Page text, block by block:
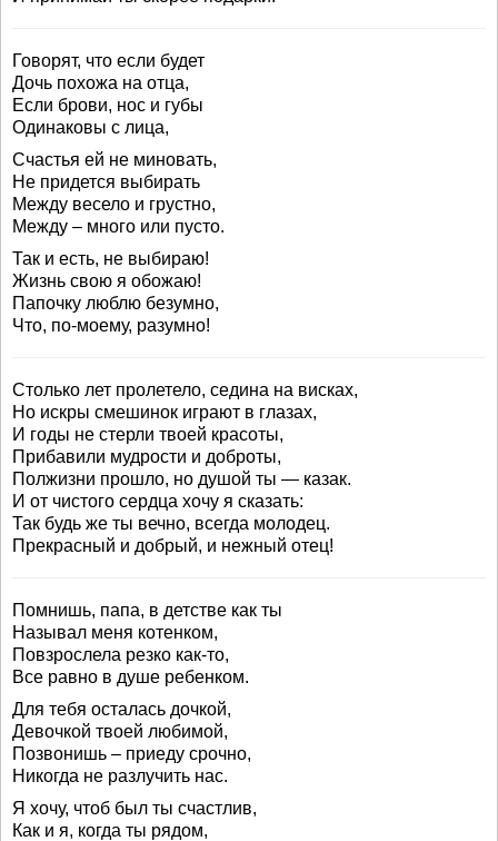
Говорят, что если будет
Дочь похожа на отца,
Если брови, нос и губы
Одинаковы с лица,
Счастья ей не миновать,
Не придется выбирать
Между весело и грустно,
Между – много или пусто.
Так и есть, не выбираю!
Жизнь свою я обожаю!
Папочку люблю безумно,
Что, по-моему, разумно!
Столько лет пролетело, седина на висках,
Но искры смешинок играют в глазах,
И годы не стерли твоей красоты,
Прибавили мудрости и доброты,
Полжизни прошло, но душой ты — казак.
И от чистого сердца хочу я сказать:
Так будь же ты вечно, всегда молодец.
Прекрасный и добрый, и нежный отец!
Помнишь, папа, в детстве как ты
Называл меня котенком,
Повзрослела резко как-то,
Все равно в душе ребенком.
Для тебя осталась дочкой,
Девочкой твоей любимой,
Позвонишь – приеду срочно,
Никогда не разлучить нас.
Я хочу, чтоб был ты счастлив,
Как и я, когда ты рядом,